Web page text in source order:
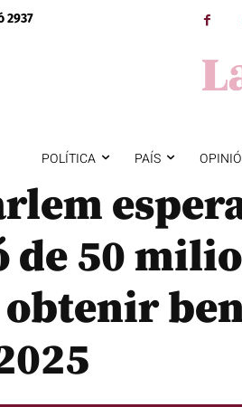
2937
POLÍTICA PAÍS OPINIÓ
50